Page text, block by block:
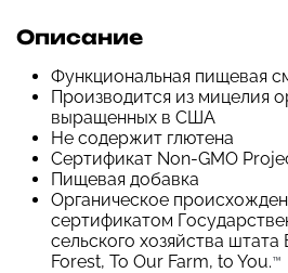
Описание
Функциональная пищевая
Производится из мицелия
выращенных в США
Не содержит глютена
Сертификат Non-GMO
Пищевая добавка
Органическое
сертификатом
сельского хозяйства
Forest, To Our Farm, to You.™